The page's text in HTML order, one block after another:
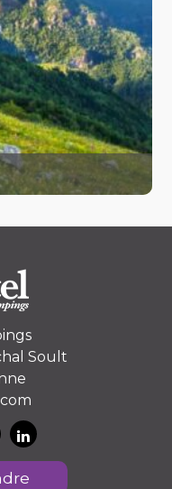
Soult